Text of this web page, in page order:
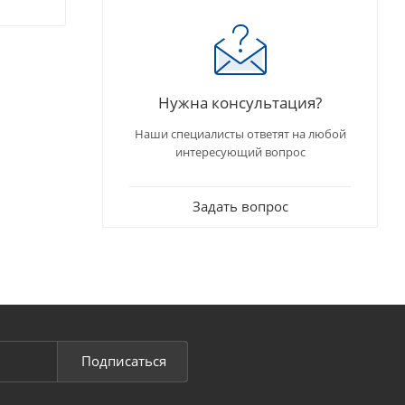
Нужна консультация?
Наши специалисты ответят на любой
интересующий вопрос
Задать вопрос
Подписаться